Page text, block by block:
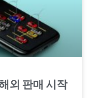
외 판매 시작